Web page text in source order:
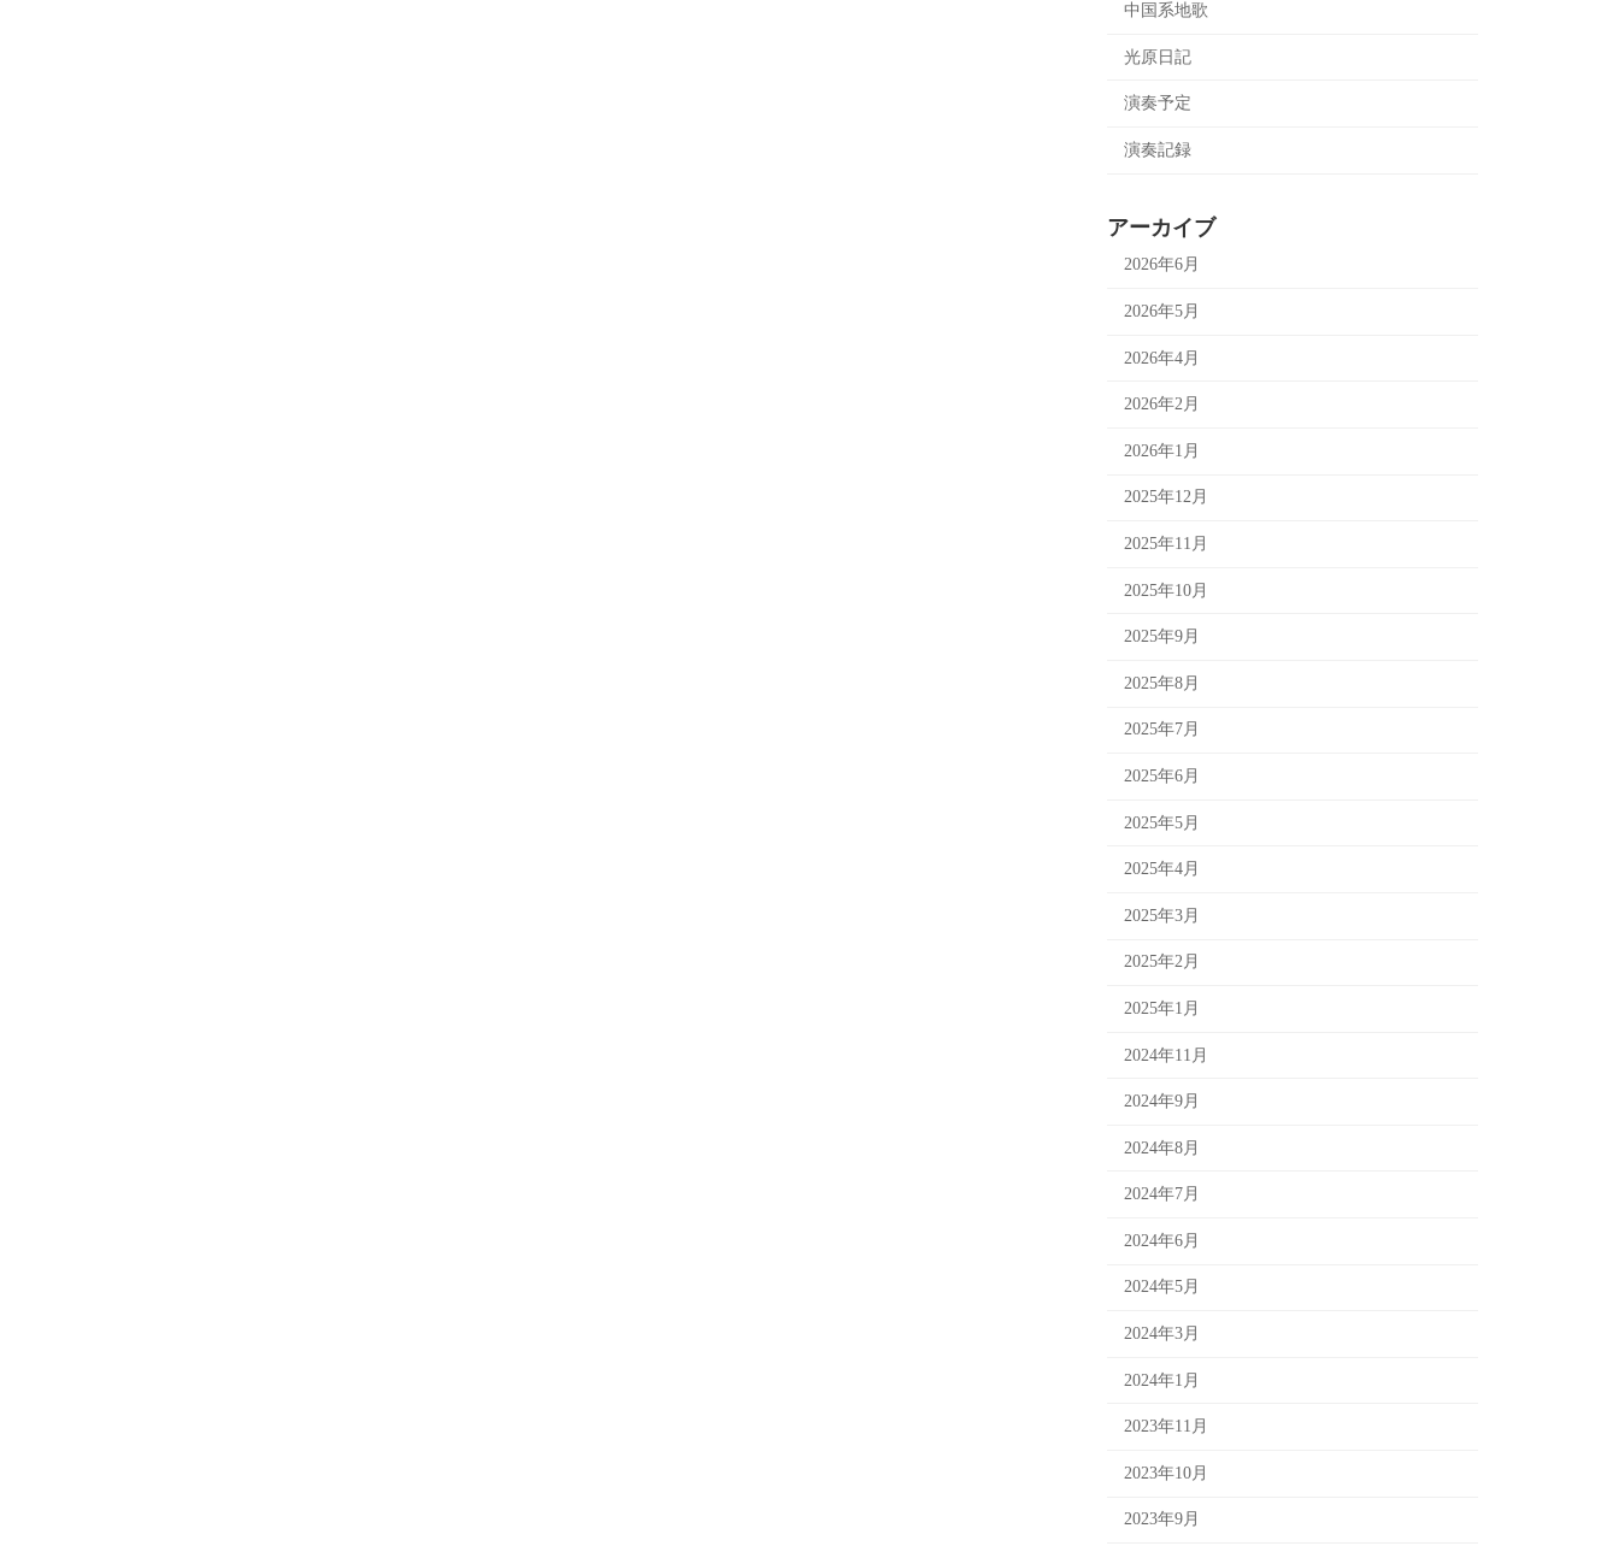
中国系地歌
光原日記
演奏予定
演奏記録
アーカイブ
2026年6月
2026年5月
2026年4月
2026年2月
2026年1月
2025年12月
2025年11月
2025年10月
2025年9月
2025年8月
2025年7月
2025年6月
2025年5月
2025年4月
2025年3月
2025年2月
2025年1月
2024年11月
2024年9月
2024年8月
2024年7月
2024年6月
2024年5月
2024年3月
2024年1月
2023年11月
2023年10月
2023年9月